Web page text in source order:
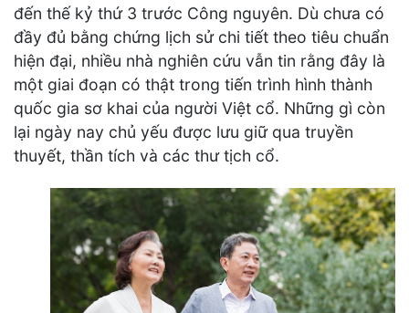
đến thế kỷ thứ 3 trước Công nguyên. Dù chưa có
đầy đủ bằng chứng lịch sử chi tiết theo tiêu chuẩn
hiện đại, nhiều nhà nghiên cứu vẫn tin rằng đây là
một giai đoạn có thật trong tiến trình hình thành
quốc gia sơ khai của người Việt cổ. Những gì còn
lại ngày nay chủ yếu được lưu giữ qua truyền
thuyết, thần tích và các thư tịch cổ.